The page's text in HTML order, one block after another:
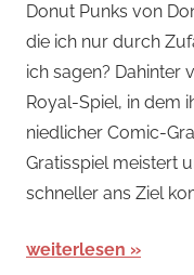
Donut Punks von
die ich nur durch
ich sagen? Dahinter
Royal-Spiel, in dem
niedlicher Comic-
Gratisspiel meistert
schneller ans Ziel
weiterlesen